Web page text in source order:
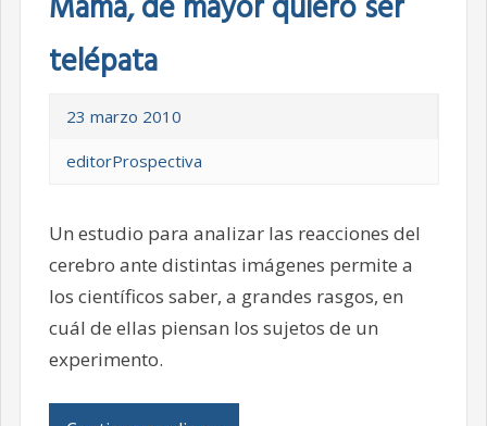
telépata
23 marzo 2010
editorProspectiva
Un estudio para analizar las reacciones del
cerebro ante distintas imágenes permite a
los científicos saber, a grandes rasgos, en
cuál de ellas piensan los sujetos de un
experimento.